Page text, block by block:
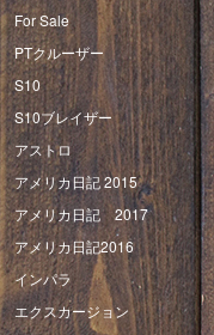
For Sale
PTクルーザー
S10
S10ブレイザー
アストロ
アメリカ日記 2015
アメリカ日記 2017
アメリカ日記2016
インパラ
エクスカージョン